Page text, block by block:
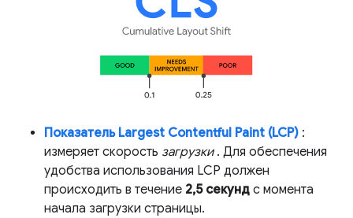
Показатель Largest Contentful Paint (LCP) :
измеряет скорость загрузки. Для обеспечения
удобства использования LCP должен
происходить в течение 2,5 секунд с момента
начала загрузки страницы.